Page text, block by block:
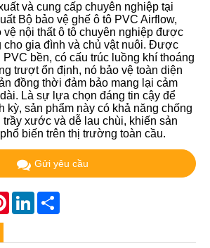
và cung cấp chuyên nghiệp tại
Bộ bảo vệ ghế ô tô PVC Airflow,
vệ nội thất ô tô chuyên nghiệp được
cho gia đình và chủ vật nuôi. Được
PVC bền, có cấu trúc luồng khí thoáng
trượt ổn định, nó bảo vệ toàn diện
đồng thời đảm bảo mang lại cảm
Là sự lựa chọn đáng tin cậy để
kỳ, sản phẩm này có khả năng chống
xước và dễ lau chùi, khiến sản
biến trên thị trường toàn cầu.
Gửi yêu cầu
PinterestLinkedIn